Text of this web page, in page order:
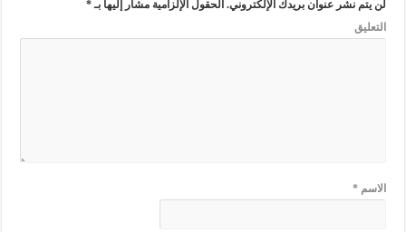
لن يتم نشر عنوان بريدك الإلكتروني. الحقول الإلزامية مشار إليها بـ*
التعليق
الاسم*